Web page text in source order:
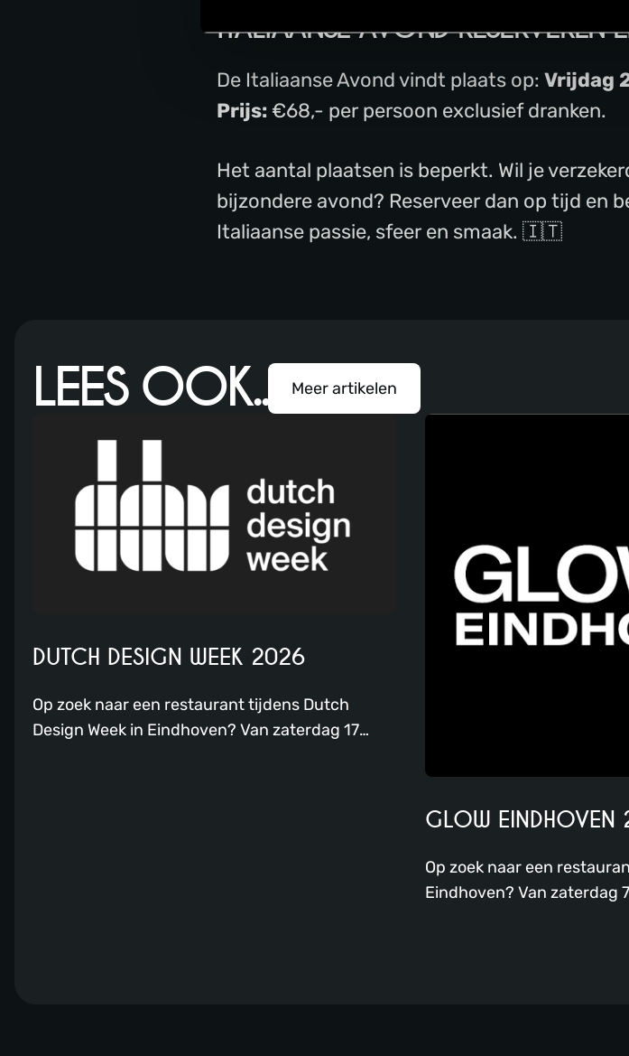
ITALIAANSE AVOND RESERVEREN
De Italiaanse Avond vindt plaats op: Vrijdag
Prijs: €68,- per persoon exclusief dranken.
Het aantal plaatsen is beperkt. Wil je
bijzondere avond? Reserveer dan op tijd en
Italiaanse passie, sfeer en smaak. 🇮🇹
LEES OOK.. Meer artikelen
DUTCH DESIGN WEEK 2026
Op zoek naar een restaurant tijdens Dutch
Design Week in Eindhoven? Van zaterdag 17
GLOW
Op zoek naar een
Eindhoven? Van zaterdag